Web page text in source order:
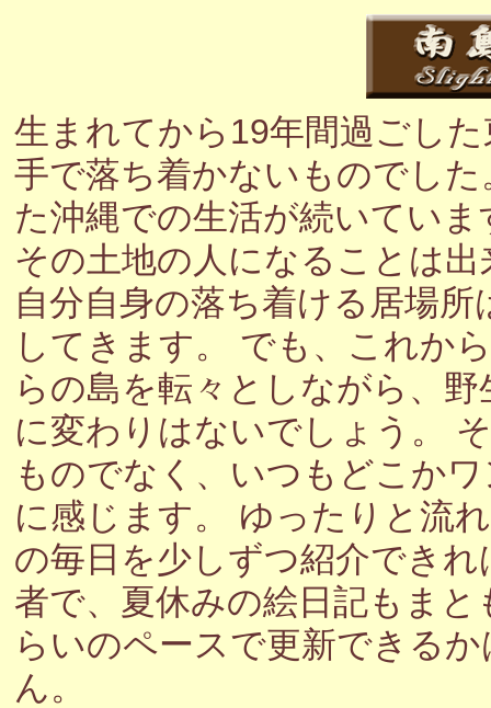
生まれてから19年間過ごし
手で落ち着かないものでし
た沖縄での生活が続いてい
その土地の人になることは
自分自身の落ち着ける居場
してきます。 でも、これか
らの島を転々としながら、
に変わりはないでしょう。
ものでなく、いつもどこか
に感じます。 ゆったりと流
の毎日を少しずつ紹介でき
者で、夏休みの絵日記もま
らいのペースで更新できる
ん。